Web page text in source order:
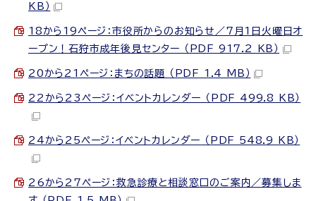
KB）
18から19ページ：市役所からのお知らせ／7月1日火曜日オ
ープン！石狩市成年後見センター （PDF 917.2 KB）
20から21ページ：まちの話題 （PDF 1.4 MB）
22から23ページ：イベントカレンダー （PDF 499.8 KB）
24から25ページ：イベントカレンダー （PDF 548.9 KB）
26から27ページ：救急診療と相談窓口のご案内／募集しま